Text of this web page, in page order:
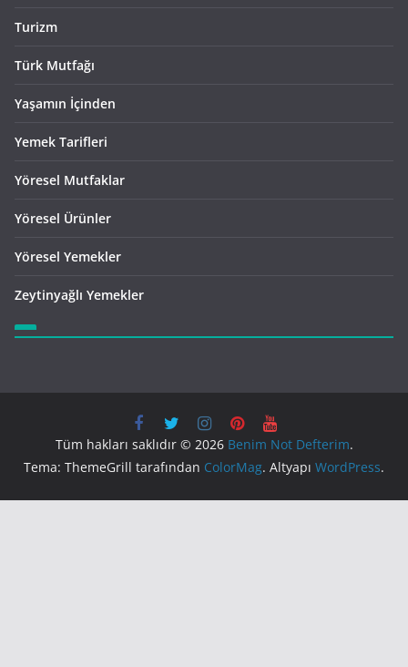
Turizm
Türk Mutfağı
Yaşamın İçinden
Yemek Tarifleri
Yöresel Mutfaklar
Yöresel Ürünler
Yöresel Yemekler
Zeytinyağlı Yemekler
Tüm hakları saklıdır © 2026 Benim Not Defterim.
Tema: ThemeGrill tarafından ColorMag. Altyapı WordPress.